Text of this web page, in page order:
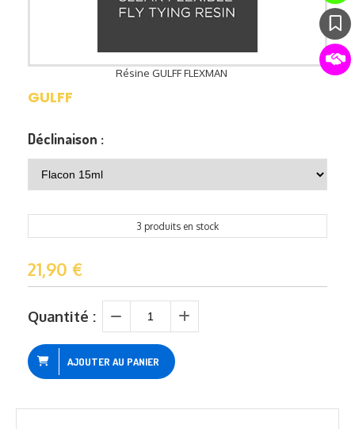
Résine GULFF FLEXMAN
GULFF
Déclinaison :
3 produits en stock
21,90 €
Quantité :
AJOUTER AU PANIER